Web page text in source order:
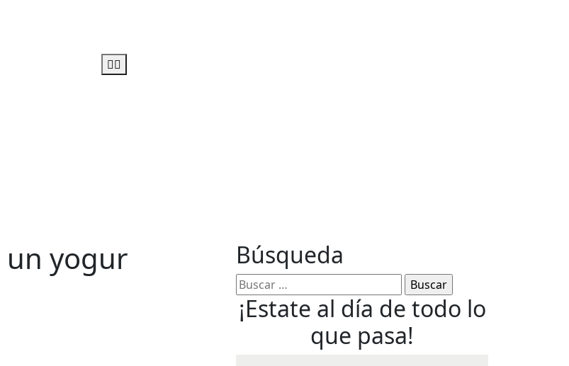
alimentos saludables
un yogur
Búsqueda
¡Estate al día de todo lo
que pasa!